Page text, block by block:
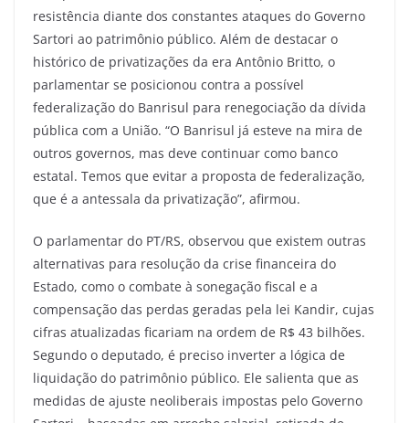
resistência diante dos constantes ataques do Governo
Sartori ao patrimônio público. Além de destacar o
histórico de privatizações da era Antônio Britto, o
parlamentar se posicionou contra a possível
federalização do Banrisul para renegociação da dívida
pública com a União. “O Banrisul já esteve na mira de
outros governos, mas deve continuar como banco
estatal. Temos que evitar a proposta de federalização,
que é a antessala da privatização”, afirmou.
O parlamentar do PT/RS, observou que existem outras
alternativas para resolução da crise financeira do
Estado, como o combate à sonegação fiscal e a
compensação das perdas geradas pela lei Kandir, cujas
cifras atualizadas ficariam na ordem de R$ 43 bilhões.
Segundo o deputado, é preciso inverter a lógica de
liquidação do patrimônio público. Ele salienta que as
medidas de ajuste neoliberais impostas pelo Governo